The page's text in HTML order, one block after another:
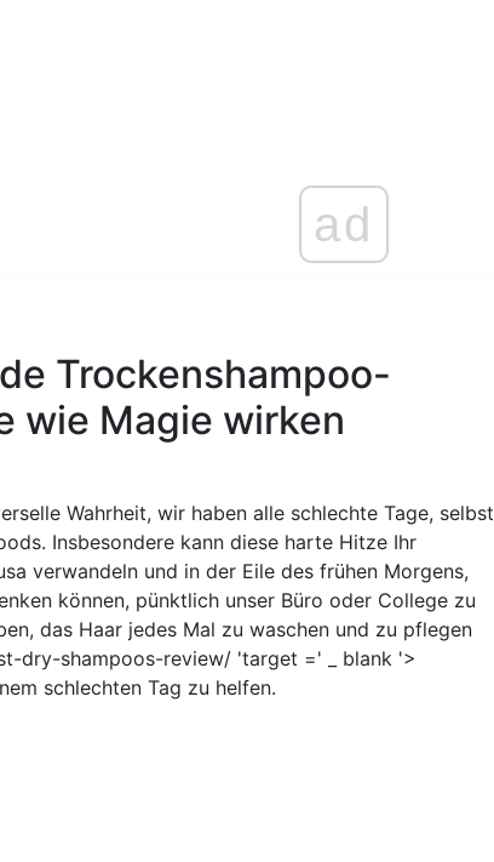
ad
Trockenshampoo-
wie Magie wirken
Wahrheit, wir haben alle schlechte Tage, selbst
Insbesondere kann diese harte Hitze Ihr
verwandeln und in der Eile des frühen Morgens,
können, pünktlich unser Büro oder College zu
das Haar jedes Mal zu waschen und zu pflegen
dry-shampoos-review/ 'target =' _ blank '>
schlechten Tag zu helfen.